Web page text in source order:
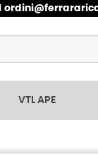
VTL APE